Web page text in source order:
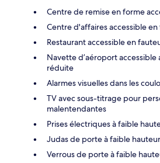
Centre de remise en forme
Centre d'affaires accessible
Restaurant accessible en
Navette d’aéroport
réduite
Alarmes visuelles dans les
TV avec sous-titrage pour
malentendantes
Prises électriques à faible
Judas de porte à faible hauteur
Verrous de porte à faible